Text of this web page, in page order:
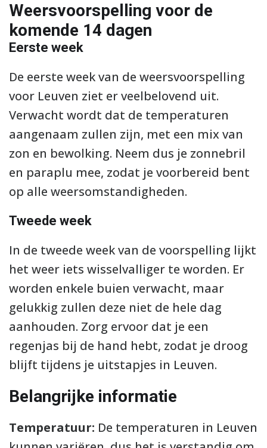
Weersvoorspelling voor de
komende 14 dagen
Eerste week
De eerste week van de weersvoorspelling
voor Leuven ziet er veelbelovend uit.
Verwacht wordt dat de temperaturen
aangenaam zullen zijn, met een mix van
zon en bewolking. Neem dus je zonnebril
en paraplu mee, zodat je voorbereid bent
op alle weersomstandigheden.
Tweede week
In de tweede week van de voorspelling lijkt
het weer iets wisselvalliger te worden. Er
worden enkele buien verwacht, maar
gelukkig zullen deze niet de hele dag
aanhouden. Zorg ervoor dat je een
regenjas bij de hand hebt, zodat je droog
blijft tijdens je uitstapjes in Leuven.
Belangrijke informatie
Temperatuur: De temperaturen in Leuven